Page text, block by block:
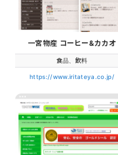
一宮物産 コーヒー&カカオ
食品、飲料
https://www.iritateya.co.jp/